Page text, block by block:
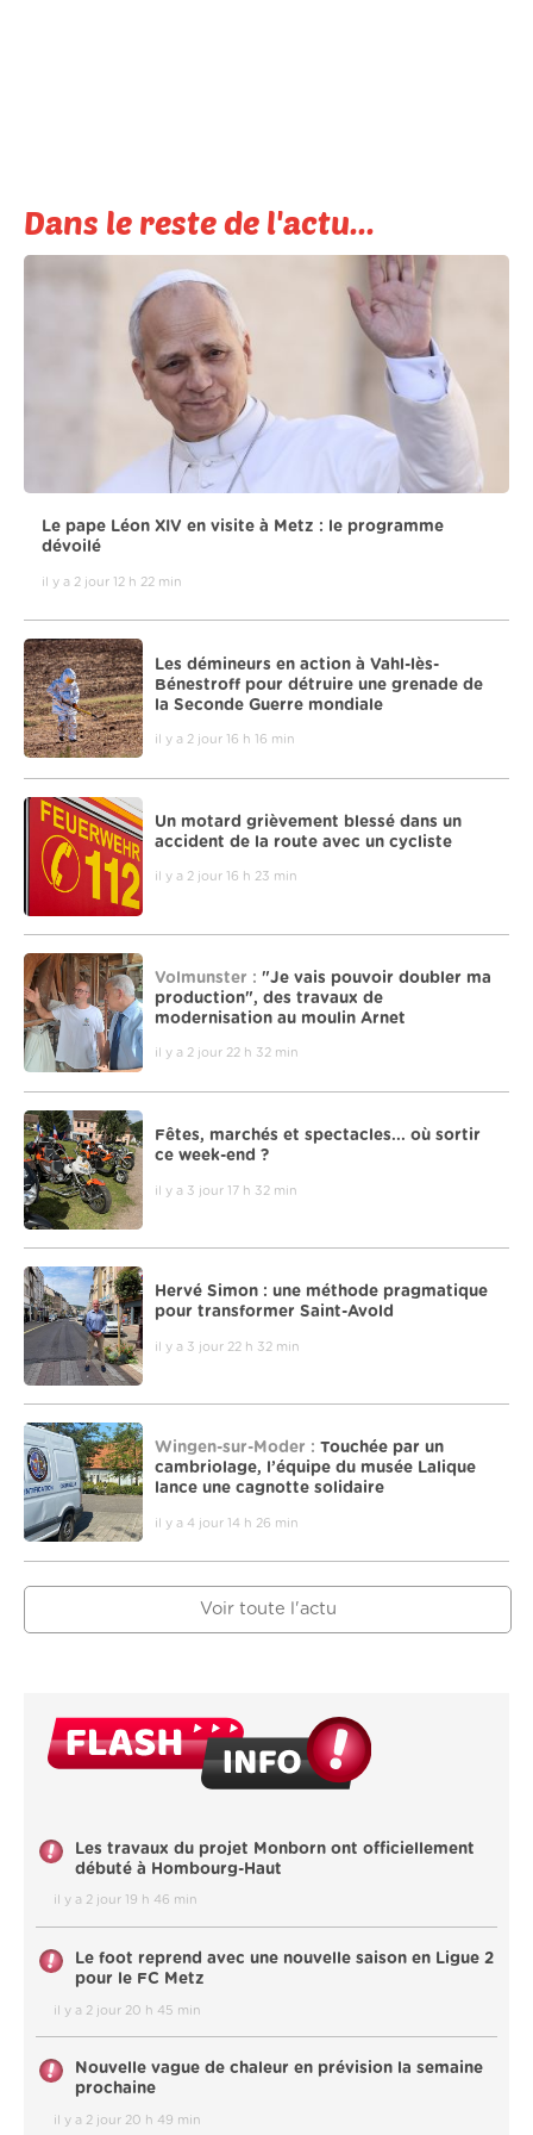
Dans le reste de l'actu...
Le pape Léon XIV en visite à Metz : le programme
dévoilé
il y a 2 jour 12 h 22 min
Les démineurs en action à Vahl-lès-
Bénestroff pour détruire une grenade de
la Seconde Guerre mondiale
il y a 2 jour 16 h 16 min
Un motard grièvement blessé dans un
accident de la route avec un cycliste
il y a 2 jour 16 h 23 min
Volmunster : "Je vais pouvoir doubler ma
production", des travaux de
modernisation au moulin Arnet
il y a 2 jour 22 h 32 min
Fêtes, marchés et spectacles... où sortir
ce week-end ?
il y a 3 jour 17 h 32 min
Hervé Simon : une méthode pragmatique
pour transformer Saint-Avold
il y a 3 jour 22 h 32 min
Wingen-sur-Moder : Touchée par un
cambriolage, l’équipe du musée Lalique
lance une cagnotte solidaire
il y a 4 jour 14 h 26 min
Voir toute l'actu
Les travaux du projet Monborn ont officiellement
débuté à Hombourg-Haut
il y a 2 jour 19 h 46 min
Le foot reprend avec une nouvelle saison en Ligue 2
pour le FC Metz
il y a 2 jour 20 h 45 min
Nouvelle vague de chaleur en prévision la semaine
prochaine
il y a 2 jour 20 h 49 min